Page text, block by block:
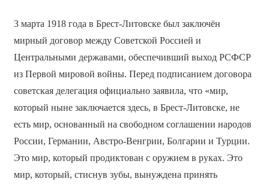
3 марта 1918 года в Брест-Литовске был заключён
мирный договор между Советской Россией и
Центральными державами, обеспечивший выход РСФСР
из Первой мировой войны. Перед подписанием договора
советская делегация официально заявила, что «мир,
который ныне заключается здесь, в Брест-Литовске, не
есть мир, основанный на свободном соглашении народов
России, Германии, Австро-Венгрии, Болгарии и Турции.
Это мир, который продиктован с оружием в руках. Это
мир, который, стиснув зубы, вынуждена принять